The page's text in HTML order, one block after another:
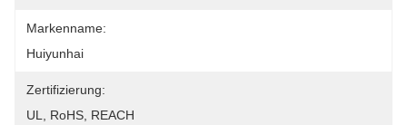
Markenname:
Huiyunhai
Zertifizierung:
UL, RoHS, REACH